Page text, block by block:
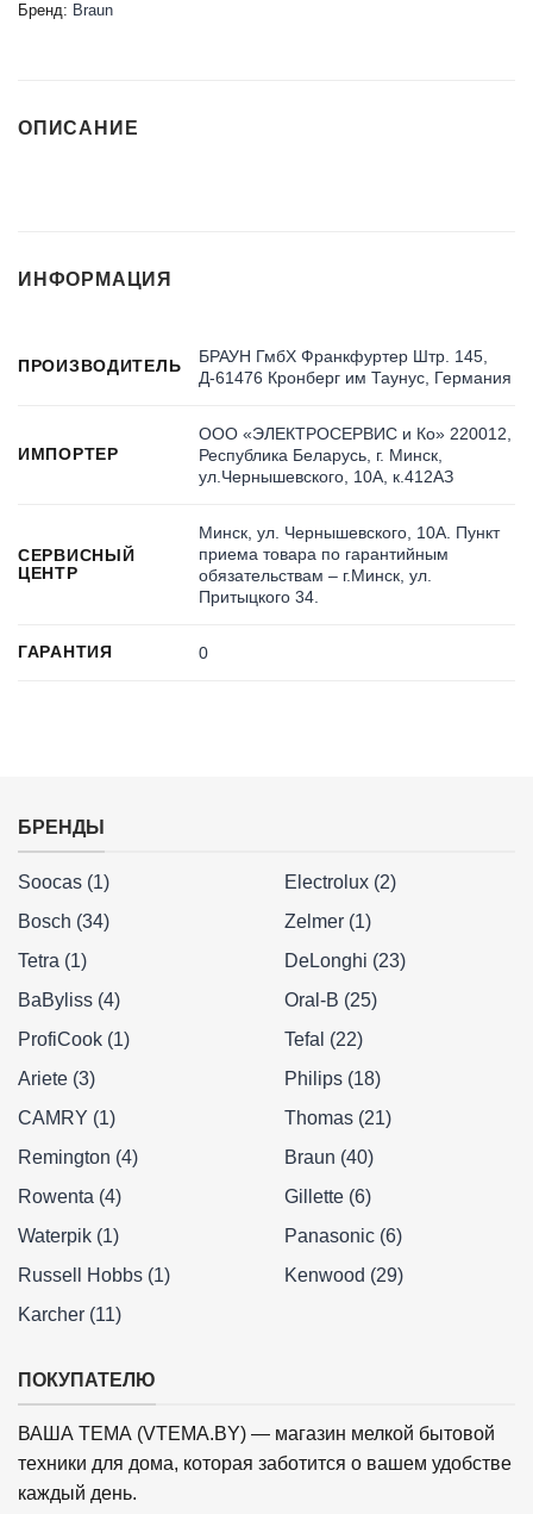
Бренд: Braun
ОПИСАНИЕ
ИНФОРМАЦИЯ
ПРОИЗВОДИТЕЛЬ
БРАУН ГмбХ Франкфуртер Штр. 145,
Д-61476 Кронберг им Таунус, Германия
ИМПОРТЕР
ООО «ЭЛЕКТРОСЕРВИС и Ко» 220012,
Республика Беларусь, г. Минск,
ул.Чернышевского, 10А, к.412АЗ
СЕРВИСНЫЙ
ЦЕНТР
Минск, ул. Чернышевского, 10А. Пункт
приема товара по гарантийным
обязательствам – г.Минск, ул.
Притыцкого 34.
ГАРАНТИЯ 0
БРЕНДЫ
Soocas (1)
Electrolux (2)
Bosch (34)
Zelmer (1)
Tetra (1)
DeLonghi (23)
BaByliss (4)
Oral-B (25)
ProfiCook (1)
Tefal (22)
Ariete (3)
Philips (18)
CAMRY (1)
Thomas (21)
Remington (4)
Braun (40)
Rowenta (4)
Gillette (6)
Waterpik (1)
Panasonic (6)
Russell Hobbs (1)
Kenwood (29)
Karcher (11)
ПОКУПАТЕЛЮ
ВАША ТЕМА (VTEMA.BY) — магазин мелкой бытовой
техники для дома, которая заботится о вашем удобстве
каждый день.